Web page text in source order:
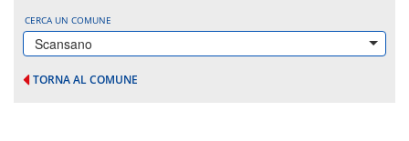
CERCA UN COMUNE
Scansano
TORNA AL COMUNE